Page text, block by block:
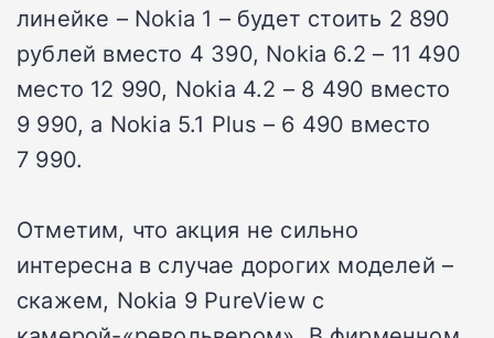
линейке – Nokia 1 – будет стоить 2 890
рублей вместо 4 390, Nokia 6.2 – 11 490
место 12 990, Nokia 4.2 – 8 490 вместо
9 990, а Nokia 5.1 Plus – 6 490 вместо
7 990.
Отметим, что акция не сильно
интересна в случае дорогих моделей –
скажем, Nokia 9 PureView с